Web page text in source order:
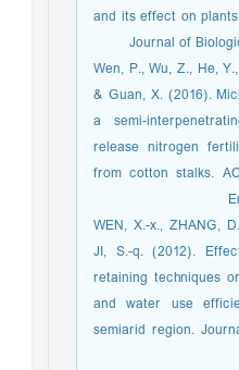
and its effect on
Journal of
Wen, P., Wu, Z., He,
& Guan, X. (2016).
a semi-
release nitrogen
from cotton stalks.
WEN, X.-x., ZHANG,
JI, S.-q. (2012).
retaining techniques
and water use
semiarid region.